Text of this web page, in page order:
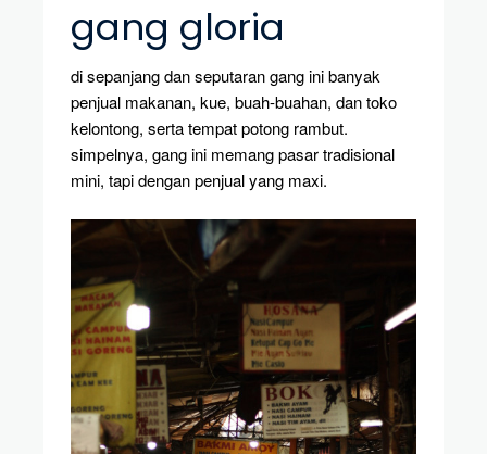
gang gloria
di sepanjang dan seputaran gang ini banyak
penjual makanan, kue, buah-buahan, dan toko
kelontong, serta tempat potong rambut.
simpelnya, gang ini memang pasar tradisional
mini, tapi dengan penjual yang maxi.